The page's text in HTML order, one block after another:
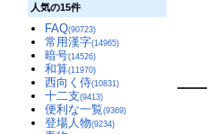
人気の15件
FAQ(90723)
常用漢字(14965)
暗号(14526)
和算(11970)
西向く侍(10831)
十二支(9413)
便利な一覧(9369)
登場人物(9234)